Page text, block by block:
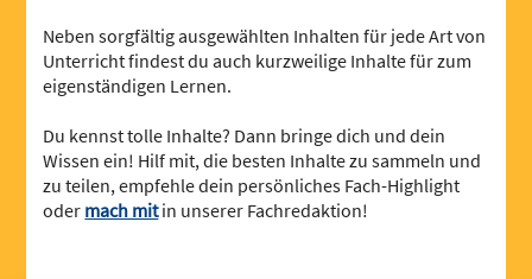
Neben sorgfältig ausgewählten Inhalten für jede Art von
Unterricht findest du auch kurzweilige Inhalte für zum
eigenständigen Lernen.
Du kennst tolle Inhalte? Dann bringe dich und dein
Wissen ein! Hilf mit, die besten Inhalte zu sammeln und
zu teilen, empfehle dein persönliches Fach-Highlight
oder mach mitin unserer Fachredaktion!